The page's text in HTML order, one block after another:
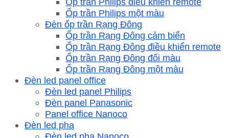
Ốp trần Philips một màu
Đèn ốp trần Rạng Đông
Ốp trần Rạng Đông cảm biến
Ốp trần Rạng Đông điều khiển remote
Ốp trần Rạng Đông đổi màu
Ốp trần Rạng Đông một màu
Đèn led panel office
Đèn led panel Philips
Đèn panel Panasonic
Panel office Nanoco
Đèn led pha